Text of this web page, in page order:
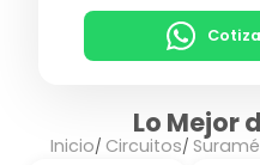
Lo Mejor
Inicio Circuitos